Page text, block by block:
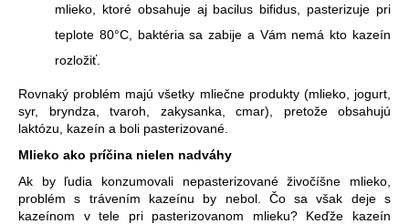
mlieko, ktoré obsahuje aj bacilus bifidus, pasterizuje pri
teplote 80°C, baktéria sa zabije a Vám nemá kto kazeín
rozložiť.
Rovnaký problém majú všetky mliečne produkty (mlieko, jogurt,
syr, bryndza, tvaroh, zakysanka, cmar), pretože obsahujú
laktózu, kazeín a boli pasterizované.
Mlieko ako príčina nielen nadváhy
Ak by ľudia konzumovali nepasterizované živočíšne mlieko,
problém s trávením kazeínu by nebol. Čo sa však deje s
kazeínom v tele pri pasterizovanom mlieku? Keďže kazeín